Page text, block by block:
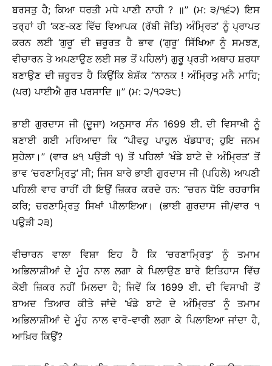
ਬਰਸਤੁ ਹੈ; ਕਿਆ ਧਰਤੀ ਮਧੇ ਪਾਣੀ ਨਾਹੀ ? ॥’’ (ਮ: ੩/੧੬੨) ਇਸ
ਤਰ੍ਹਾਂ ਹੀ ‘ਕਣ-ਕਣ ਵਿੱਚ ਵਿਆਪਕ (ਰੱਬੀ ਜੋਤਿ) ਅੰਮ੍ਰਿਤ’ ਨੂੰ ਪ੍ਰਾਪਤ
ਕਰਨ ਲਈ ‘ਗੁਰੂ’ ਦੀ ਜ਼ਰੂਰਤ ਹੈ ਭਾਵ (‘ਗੁਰੂ’ ਸਿੱਖਿਆ ਨੂੰ ਸਮਝਣ,
ਵੀਚਾਰਨ ਤੇ ਅਪਣਾਉਣ ਲਈ ਸਭ ਤੋਂ ਪਹਿਲਾਂ) ਗੁਰੂ ਪ੍ਰਤੀ ਅਥਾਹ ਸ਼ਰਧਾ
ਬਣਾਉਣ ਦੀ ਜ਼ਰੂਰਤ ਹੈ ਕਿਉਂਕਿ ਬੇਸ਼ੱਕ ‘‘ਨਾਨਕ ! ਅੰਮ੍ਰਿਤੁ ਮਨੈ ਮਾਹਿ;
(ਪਰ) ਪਾਈਐ ਗੁਰ ਪਰਸਾਦਿ ॥’’ (ਮ: ੨/੧੨੩੮)
ਭਾਈ ਗੁਰਦਾਸ ਜੀ (ਦੂਜਾ) ਅਨੁਸਾਰ ਸੰਨ 1699 ਈ. ਦੀ ਵਿਸਾਖੀ ਨੂੰ
ਬਣਾਈ ਗਈ ਮਰਿਆਦਾ ਕਿ ‘‘ਪੀਵਹੁ ਪਾਹੁਲ ਖੰਡਧਾਰ; ਹੁਇ ਜਨਮ
ਸੁਹੇਲਾ।’’ (ਵਾਰ ੪੧ ਪਉੜੀ ੧) ਤੋਂ ਪਹਿਲਾਂ ‘ਖੰਡੇ ਬਾਟੇ ਦੇ ਅੰਮ੍ਰਿਤ’ ਤੋਂ
ਭਾਵ ‘ਚਰਣਾਮ੍ਰਿਤੁ’ ਸੀ; ਜਿਸ ਬਾਰੇ ਭਾਈ ਗੁਰਦਾਸ ਜੀ (ਪਹਿਲੇ) ਆਪਣੀ
ਪਹਿਲੀ ਵਾਰ ਰਾਹੀਂ ਹੀ ਇਉਂ ਜ਼ਿਕਰ ਕਰਦੇ ਹਨ: ‘‘ਚਰਨ ਧੋਇ ਰਹਰਾਸਿ
ਕਰਿ; ਚਰਣਾਮ੍ਰਿਤੁ ਸਿਖਾਂ ਪੀਲਾਇਆ। (ਭਾਈ ਗੁਰਦਾਸ ਜੀ/ਵਾਰ ੧
ਪਉੜੀ ੨੩)
ਵੀਚਾਰਨ ਵਾਲਾ ਵਿਸ਼ਾ ਇਹ ਹੈ ਕਿ ‘ਚਰਣਾਮ੍ਰਿਤੁ’ ਨੂੰ ਤਮਾਮ
ਅਭਿਲਾਸ਼ੀਆਂ ਦੇ ਮੂੰਹ ਨਾਲ ਲਗਾ ਕੇ ਪਿਲਾਉਣ ਬਾਰੇ ਇਤਿਹਾਸ ਵਿੱਚ
ਕੋਈ ਜ਼ਿਕਰ ਨਹੀਂ ਮਿਲਦਾ ਹੈ; ਜਿਵੇਂ ਕਿ 1699 ਈ. ਦੀ ਵਿਸਾਖੀ ਤੋਂ
ਬਾਅਦ ਤਿਆਰ ਕੀਤੇ ਜਾਂਦੇ ‘ਖੰਡੇ ਬਾਟੇ ਦੇ ਅੰਮ੍ਰਿਤ’ ਨੂੰ ਤਮਾਮ
ਅਭਿਲਾਸ਼ੀਆਂ ਦੇ ਮੂੰਹ ਨਾਲ ਵਾਰੋ-ਵਾਰੀ ਲਗਾ ਕੇ ਪਿਲਾਇਆ ਜਾਂਦਾ ਹੈ,
ਆਖ਼ਿਰ ਕਿਉਂ?